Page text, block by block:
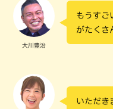
大川豊治
もうすご
がたくさ
いただき